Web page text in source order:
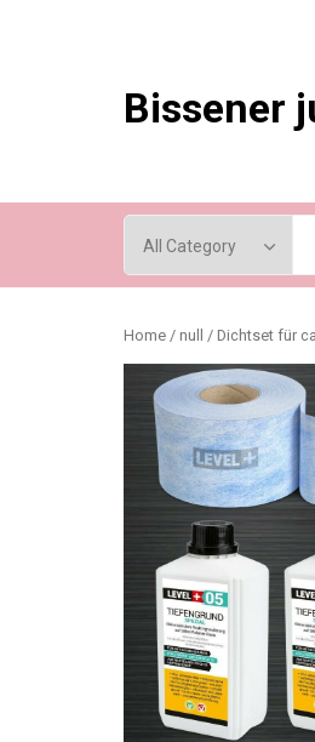
Bissener
Home / null / Dichtset für